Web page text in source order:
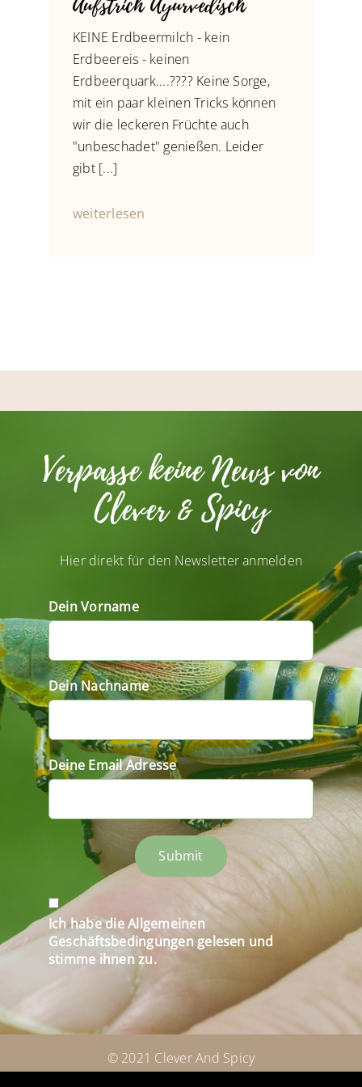
KEINE Erdbeermilch - kein
Erdbeereis - keinen
Erdbeerquark....???? Keine Sorge,
mit ein paar kleinen Tricks können
wir die leckeren Früchte auch
"unbeschadet" genießen. Leider
gibt [...]
weiterlesen
Verpasse keine News von
Clever & Spicy
Hier direkt für den Newsletter anmelden
Dein Vorname
Dein Nachname
Deine Email Adresse
Submit
Ich habe die Allgemeinen
Geschäftsbedingungen gelesen und
stimme ihnen zu.
© 2021 Clever And Spicy